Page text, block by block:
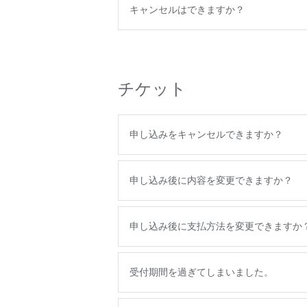
キャンセルはできますか？
チケット
申し込みをキャンセルできますか？
申し込み後に内容を変更できますか？
申し込み後に支払方法を変更できますか
受付期間を過ぎてしまいました。